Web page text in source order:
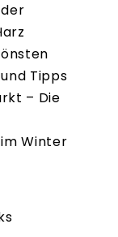
Tipps
– Die
Winter